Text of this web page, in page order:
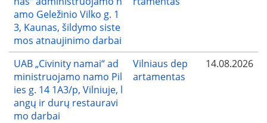
amo Geležinio Vilko g. 1
3, Kaunas, šildymo siste
mos atnaujinimo darbai
UAB „Civinity namai“ ad
ministruojamo namo Pil
ies g. 14 1A3/p, Vilniuje, l
angų ir durų restauravi
mo darbai
Vilniaus dep
artamentas
14.08.2026